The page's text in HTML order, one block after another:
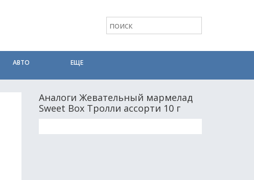
АВТО ЕЩЕ
Аналоги Жевательный мармелад
Sweet Box Тролли ассорти 10 г